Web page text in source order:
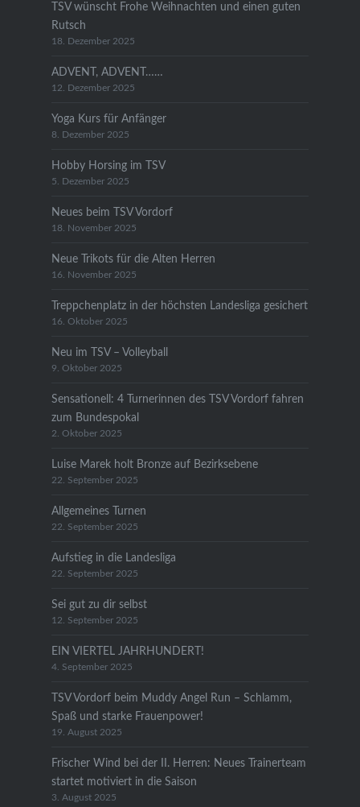
TSV wünscht Frohe Weihnachten und einen guten
Rutsch
18. Dezember 2025
ADVENT, ADVENT……
12. Dezember 2025
Yoga Kurs für Anfänger
8. Dezember 2025
Hobby Horsing im TSV
5. Dezember 2025
Neues beim TSV Vordorf
18. November 2025
Neue Trikots für die Alten Herren
16. November 2025
Treppchenplatz in der höchsten Landesliga gesichert
16. Oktober 2025
Neu im TSV – Volleyball
9. Oktober 2025
Sensationell: 4 Turnerinnen des TSV Vordorf fahren
zum Bundespokal
2. Oktober 2025
Luise Marek holt Bronze auf Bezirksebene
22. September 2025
Allgemeines Turnen
22. September 2025
Aufstieg in die Landesliga
22. September 2025
Sei gut zu dir selbst
12. September 2025
EIN VIERTEL JAHRHUNDERT!
4. September 2025
TSV Vordorf beim Muddy Angel Run – Schlamm,
Spaß und starke Frauenpower!
19. August 2025
Frischer Wind bei der II. Herren: Neues Trainerteam
startet motiviert in die Saison
3. August 2025